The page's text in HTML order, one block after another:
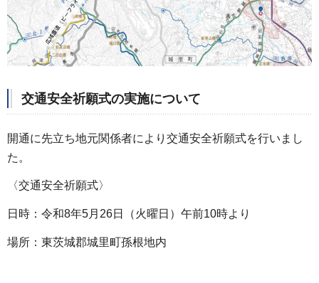
交通安全祈願式の実施について
開通に先立ち地元関係者により交通安全祈願式を行いまし
た。
〈交通安全祈願式〉
日時：令和8年5月26日（火曜日）午前10時より
場所：東茨城郡城里町孫根地内